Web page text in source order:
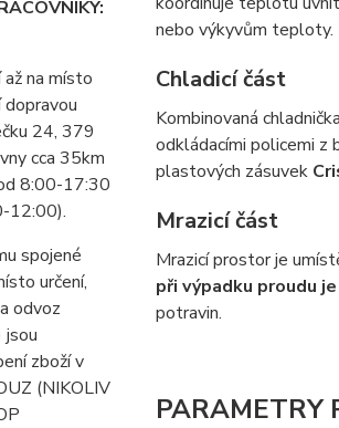
na místo
dopravou
24, 379
cca 35km
8:00-17:30
12:00).
spojené
určení,
odvoz
zboží v
(NIKOLIV
nebo výkyvům teploty.
Chladicí část
Kombinovaná chladnička
odkládacími policemi z
plastových zásuvek
Mrazicí část
Mrazicí prostor je
při výpadku proudu
potravin.
PARAMETRY